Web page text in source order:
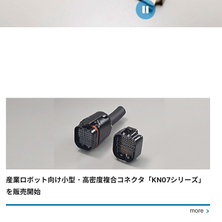
産業ロボット向け小型・高密度複合コネクタ「KN07シリーズ」
を販売開始
more